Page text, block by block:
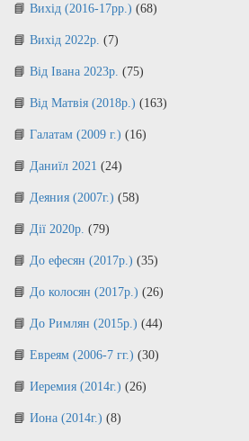
Вихід (2016-17рр.) (68)
Вихід 2022р. (7)
Від Івана 2023р. (75)
Від Матвія (2018р.) (163)
Галатам (2009 г.) (16)
Даниїл 2021 (24)
Деяния (2007г.) (58)
Дії 2020р. (79)
До ефесян (2017р.) (35)
До колосян (2017р.) (26)
До Римлян (2015р.) (44)
Евреям (2006-7 гг.) (30)
Иеремия (2014г.) (26)
Иона (2014г.) (8)